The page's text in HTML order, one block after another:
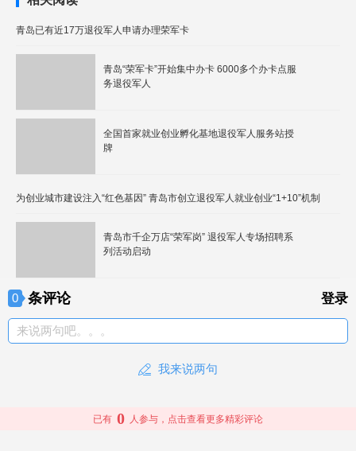
青岛已有近17万退役军人申请办理荣军卡
青岛“荣军卡”开始集中办卡 6000多个办卡点服
务退役军人
全国首家就业创业孵化基地退役军人服务站授
牌
为创业城市建设注入“红色基因” 青岛市创立退役军人就业创业“1+10”机制
青岛市千企万店“荣军岗” 退役军人专场招聘系
列活动启动
0 条评论 登录
来说两句吧。。。
我来说两句
已有 0 人参与，点击查看更多精彩评论